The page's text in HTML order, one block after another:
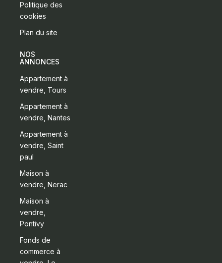
Politique des
cookies
Plan du site
NOS
ANNONCES
Appartement à
vendre, Tours
Appartement à
vendre, Nantes
Appartement à
vendre, Saint
paul
Maison à
vendre, Nerac
Maison à
vendre,
Pontivy
Fonds de
commerce à